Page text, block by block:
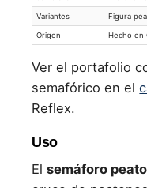
Variantes Figura
Origen Hecho en
Ver el portafolio
semafórico en el
Reflex.
Uso
Elsemáforo